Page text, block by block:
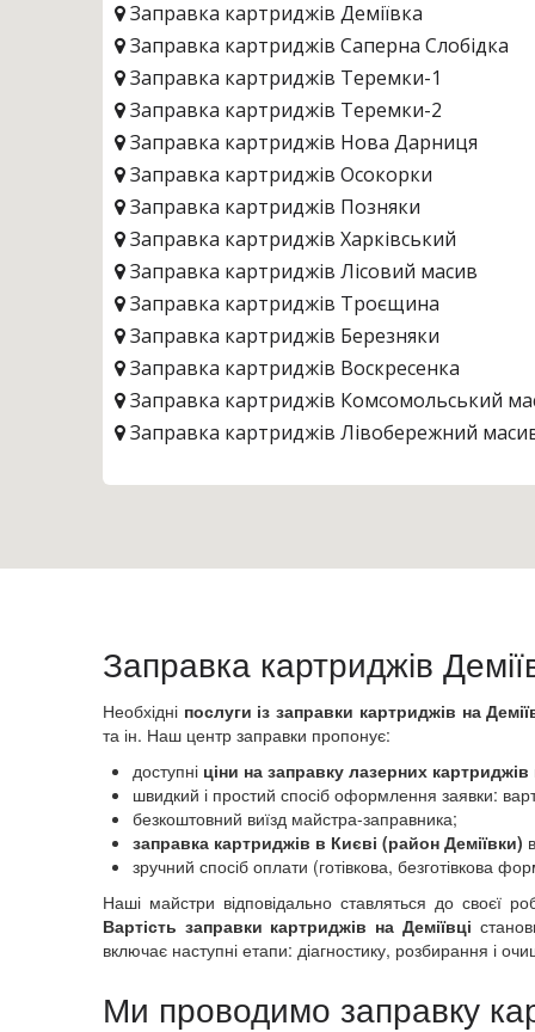
Заправка картриджів Деміївка
Заправка картриджів Саперна Слобідка
Заправка картриджів Теремки-1
Заправка картриджів Теремки-2
Заправка картриджів Нова Дарниця
Заправка картриджів Осокорки
Заправка картриджів Позняки
Заправка картриджів Харківський
Заправка картриджів Лісовий масив
Заправка картриджів Троєщина
Заправка картриджів Березняки
Заправка картриджів Воскресенка
Заправка картриджів Комсомольський
Заправка картриджів Лівобережний
Заправка картриджів Оболонські липки
Заправка картриджів Печерські липки
Заправка картриджів Печерськ
Заправка картриджів Виноградар
Заправка картриджів Поділ
Заправка картриджів Академмістечко
Заправка картриджів Біличі
Заправка картриджів Борщагівка
Заправка картриджів Борщагівка
Заправка картриджів Святошин
Заправка картриджів
Необхідні послуги із заправки картриджів на
та ін. Наш центр заправки пропонує:
доступні ціни на заправку лазерних картриджів
швидкий і простий спосіб оформлення заявки:
безкоштовний виїзд майстра-заправника;
заправка картриджів в Києві (район Деміївки)
зручний спосіб оплати (готівкова, безготівкова
Наші майстри відповідально ставляться до своєї
Вартість заправки картриджів на Деміївці
включає наступні етапи: діагностику, розбирання і
Ми проводимо заправку